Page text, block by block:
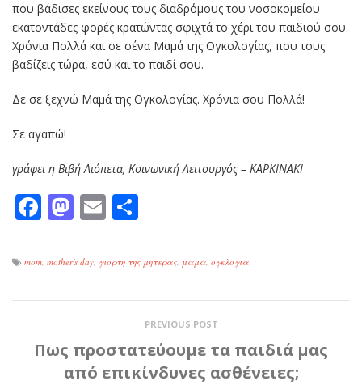
που βάδισες εκείνους τους διαδρόμους του νοσοκομείου
εκατοντάδες φορές κρατώντας σφιχτά το χέρι του παιδιού σου.
Χρόνια Πολλά και σε σένα Μαμά της Ογκολογίας, που τους
βαδίζεις τώρα, εσύ και το παιδί σου.
Δε σε ξεχνώ Μαμά της Ογκολογίας. Χρόνια σου Πολλά!
Σε αγαπώ!
γράφει η Βιβή Λιόπετα, Κοινωνική Λειτουργός – ΚΑΡΚΙΝΑΚΙ
Facebook
Mastodon
Email
mom, mother's day, γιορτη της μητερας, μαμά, ογκλογια
PREVIOUS POST
Πως προστατεύουμε τα παιδιά μας
από επικίνδυνες ασθένειες;